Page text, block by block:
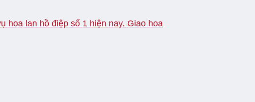
hoa lan hồ điệp số 1 hiện nay. Giao hoa